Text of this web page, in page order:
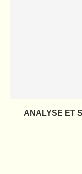
ANALYSE ET